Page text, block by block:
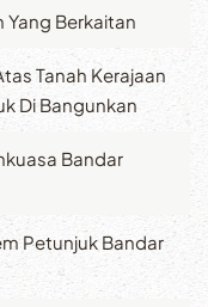
Yang Berkaitan
Tanah Kerajaan
Di Bangunkan
Bandar
Petunjuk Bandar